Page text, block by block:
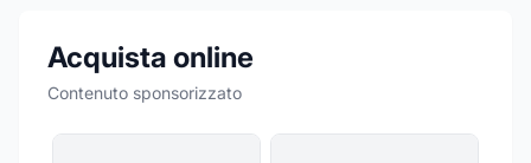
Acquista online
Contenuto sponsorizzato